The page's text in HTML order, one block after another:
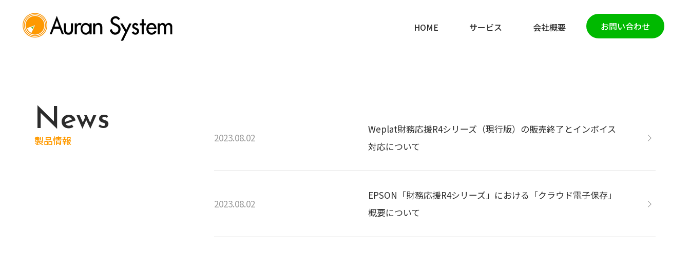
HOME サービス 会社概要 お問い合わせ
News
製品情報 2023.08.02
Weplat財務応援R4シリーズ（現行版）の販売終了とインボイス
対応について
2023.08.02
EPSON「財務応援R4シリーズ」における「クラウド電子保存」
概要について